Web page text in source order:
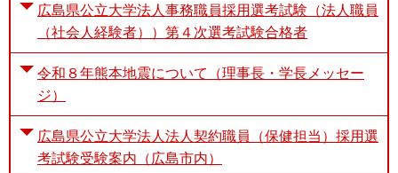
広島県公立大学法人事務職員採用選考試験（法人職員
（社会人経験者））第４次選考試験合格者
令和８年熊本地震について（理事長・学長メッセー
ジ）
広島県公立大学法人法人契約職員（保健担当）採用選
考試験受験案内（広島市内）